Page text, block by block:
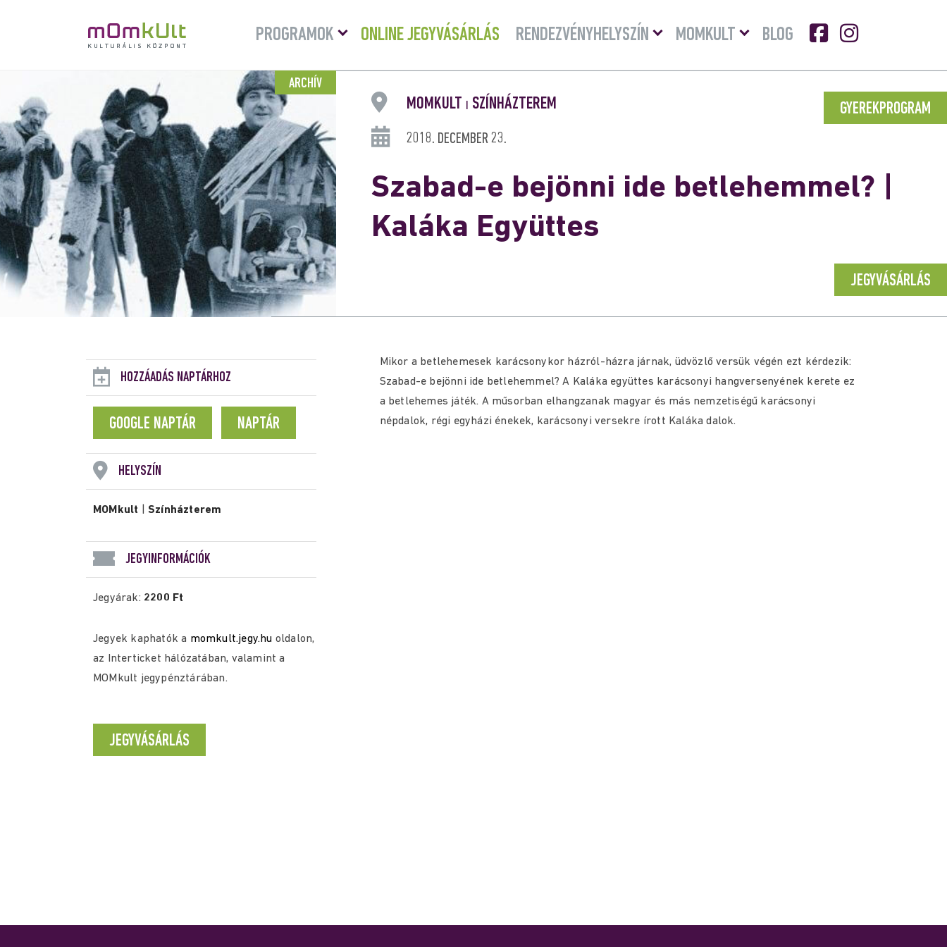
PROGRAMOK
Menü
lenyitása
ONLINE JEGYVÁSÁRLÁS RENDEZVÉNYHELYSZÍN
Menü
lenyitásaMOMKULT
Menü
lenyitása
BLOG
ARCHÍV
GYEREKPROGRAM
MOMKULT SZÍNHÁZTEREM
2018. DECEMBER 23.
Szabad-e bejönni ide betlehemmel? |
Kaláka Együttes
JEGYVÁSÁRLÁS
HOZZÁADÁS NAPTÁRHOZ
GOOGLE NAPTÁR NAPTÁR
HELYSZÍN
MOMkult |Színházterem
JEGYINFORMÁCIÓK
Jegyárak: 2200 Ft
Jegyek kaphatók a momkult.jegy.hu oldalon,
az Interticket hálózatában, valamint a
MOMkult jegypénztárában.
JEGYVÁSÁRLÁS
Mikor a betlehemesek karácsonykor házról-házra járnak, üdvözlő versük végén ezt kérdezik:
Szabad-e bejönni ide betlehemmel? A Kaláka együttes karácsonyi hangversenyének kerete ez
a betlehemes játék. A műsorban elhangzanak magyar és más nemzetiségű karácsonyi
népdalok, régi egyházi énekek, karácsonyi versekre írott Kaláka dalok.